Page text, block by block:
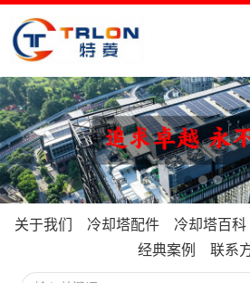
关于我们 冷却塔配件 冷却塔百科
经典案例
联系